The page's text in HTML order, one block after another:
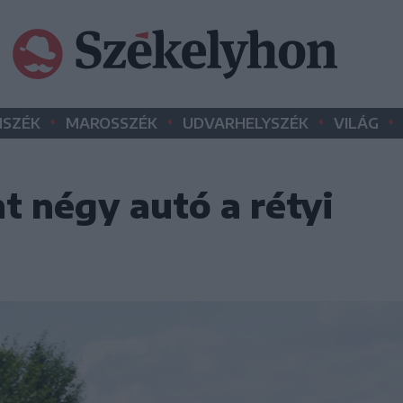
• MAROSSZÉK • UDVARHELYSZÉK • VILÁG •
négy autó a rétyi